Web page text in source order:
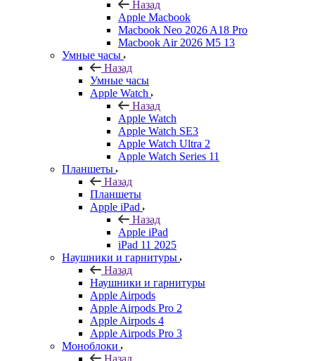
Назад
Apple Macbook
Macbook Neo 2026 A18 Pro
Macbook Air 2026 M5 13
Умные часы
Назад
Умные часы
Apple Watch
Назад
Apple Watch
Apple Watch SE3
Apple Watch Ultra 2
Apple Watch Series 11
Планшеты
Назад
Планшеты
Apple iPad
Назад
Apple iPad
iPad 11 2025
Наушники и гарнитуры
Назад
Наушники и гарнитуры
Apple Airpods
Apple Airpods Pro 2
Apple Airpods 4
Apple Airpods Pro 3
Моноблоки
Назад